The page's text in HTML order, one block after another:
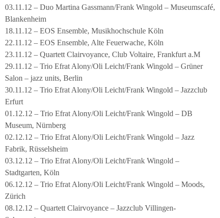
03.11.12 – Duo Martina Gassmann/Frank Wingold – Museumscafé,
Blankenheim
18.11.12 – EOS Ensemble, Musikhochschule Köln
22.11.12 – EOS Ensemble, Alte Feuerwache, Köln
23.11.12 – Quartett Clairvoyance, Club Voltaire, Frankfurt a.M
29.11.12 – Trio Efrat Alony/Oli Leicht/Frank Wingold – Grüner
Salon – jazz units, Berlin
30.11.12 – Trio Efrat Alony/Oli Leicht/Frank Wingold – Jazzclub
Erfurt
01.12.12 – Trio Efrat Alony/Oli Leicht/Frank Wingold – DB
Museum, Nürnberg
02.12.12 – Trio Efrat Alony/Oli Leicht/Frank Wingold – Jazz
Fabrik, Rüsselsheim
03.12.12 – Trio Efrat Alony/Oli Leicht/Frank Wingold –
Stadtgarten, Köln
06.12.12 – Trio Efrat Alony/Oli Leicht/Frank Wingold – Moods,
Zürich
08.12.12 – Quartett Clairvoyance – Jazzclub Villingen-